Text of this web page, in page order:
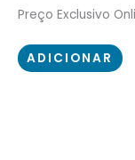
Preço Exclusivo
ADICIONAR